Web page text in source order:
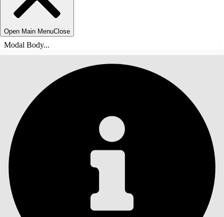
Open Main MenuClose
Modal Body...
Vis innholdsfortegnelse